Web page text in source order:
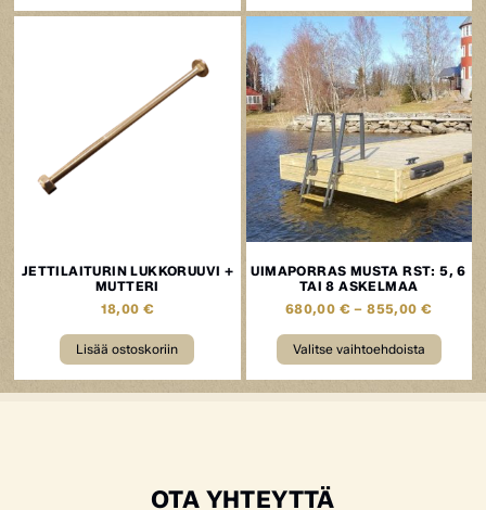
JETTILAITURIN LUKKORUUVI +
MUTTERI
18,00 €
Lisää ostoskoriin
UIMAPORRAS MUSTA RST: 5, 6
TAI 8 ASKELMAA
680,00 € – 855,00 €
Valitse vaihtoehdoista
OTA YHTEYTTÄ